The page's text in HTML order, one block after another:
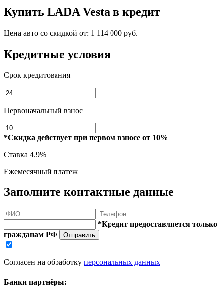
Купить LADA Vesta в кредит
Цена авто со скидкой от: 1 114 000 руб.
Кредитные условия
Срок кредитования
Первоначальный взнос
*Скидка действует при первом взносе от 10%
Ставка 4.9%
Ежемесячный платеж
Заполните контактные данные
*Кредит предоставляется только
гражданам РФ
Отправить
Согласен на обработку персональных данных
Банки партнёры: